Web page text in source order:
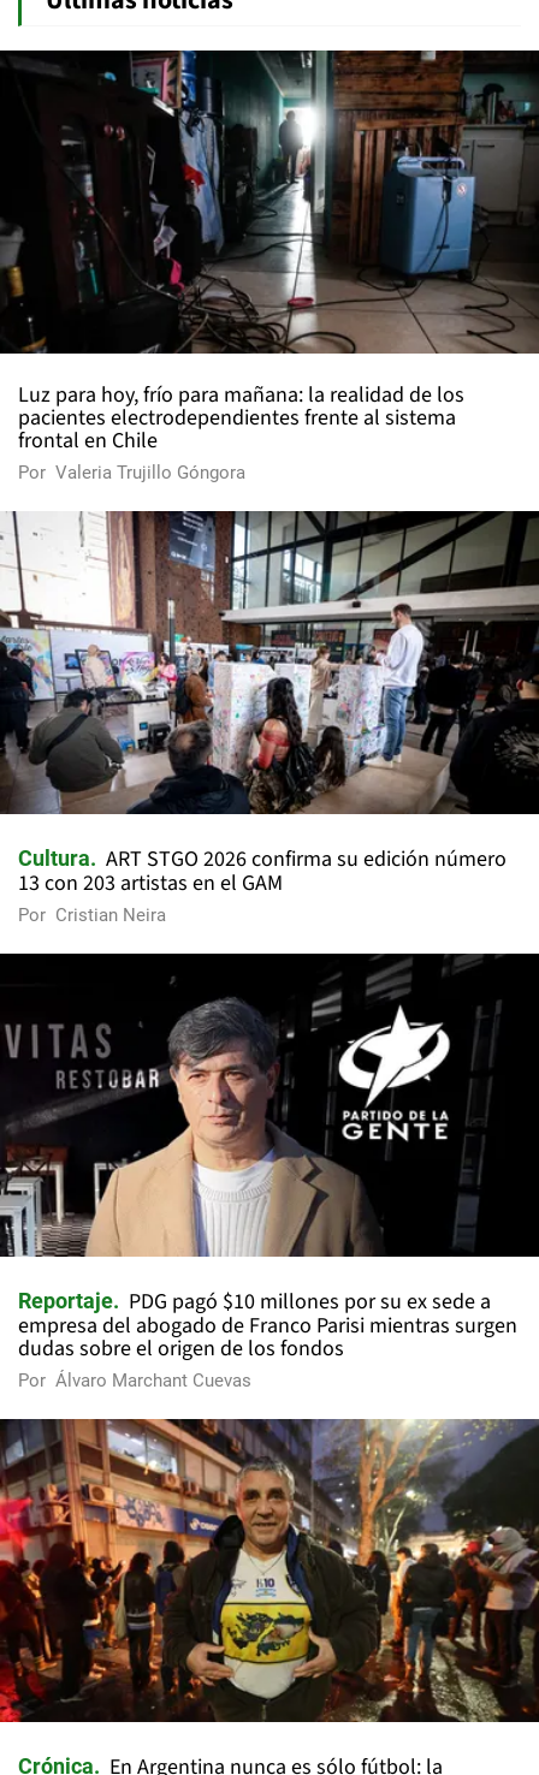
Luz para hoy, frío para mañana: la realidad de los
pacientes electrodependientes frente al sistema
frontal en Chile
Por Valeria Trujillo Góngora
Cultura
ART STGO 2026 confirma su edición número
13 con 203 artistas en el GAM
Por Cristian Neira
Reportaje
PDG pagó $10 millones por su ex sede a
empresa del abogado de Franco Parisi mientras surgen
dudas sobre el origen de los fondos
Por Álvaro Marchant Cuevas
Crónica
En Argentina nunca es sólo fútbol: la